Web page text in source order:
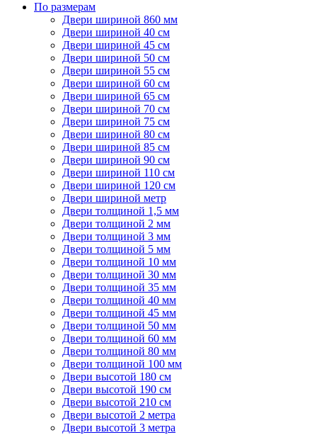
По размерам
Двери шириной 860 мм
Двери шириной 40 см
Двери шириной 45 см
Двери шириной 50 см
Двери шириной 55 см
Двери шириной 60 см
Двери шириной 65 см
Двери шириной 70 см
Двери шириной 75 см
Двери шириной 80 см
Двери шириной 85 см
Двери шириной 90 см
Двери шириной 110 см
Двери шириной 120 см
Двери шириной метр
Двери толщиной 1,5 мм
Двери толщиной 2 мм
Двери толщиной 3 мм
Двери толщиной 5 мм
Двери толщиной 10 мм
Двери толщиной 30 мм
Двери толщиной 35 мм
Двери толщиной 40 мм
Двери толщиной 45 мм
Двери толщиной 50 мм
Двери толщиной 60 мм
Двери толщиной 80 мм
Двери толщиной 100 мм
Двери высотой 180 см
Двери высотой 190 см
Двери высотой 210 см
Двери высотой 2 метра
Двери высотой 3 метра